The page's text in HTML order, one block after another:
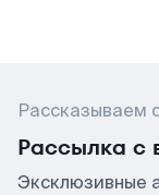
Рассказываем
Рассылка с
Эксклюзивные